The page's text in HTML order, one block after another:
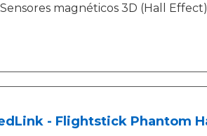
Sensores magnéticos 3D (Hall
- Flightstick Phantom